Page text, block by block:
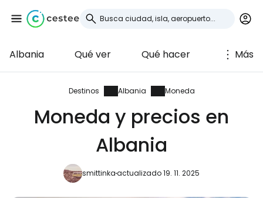
Albania Qué ver Qué hacer Más
Destinos Albania Moneda
Moneda y precios en
Albania
smittinkaactualizado 19. 11. 2025
Iniciar sesión en
Cestee
... la comunidad mundial de viajeros